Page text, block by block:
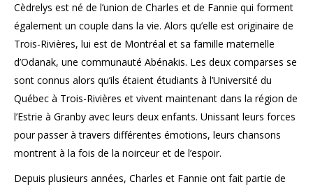
Cèdrelys est né de l’union de Charles et de Fannie qui forment
également un couple dans la vie. Alors qu’elle est originaire de
Trois-Rivières, lui est de Montréal et sa famille maternelle
d’Odanak, une communauté Abénakis. Les deux comparses se
sont connus alors qu’ils étaient étudiants à l’Université du
Québec à Trois-Rivières et vivent maintenant dans la région de
l’Estrie à Granby avec leurs deux enfants. Unissant leurs forces
pour passer à travers différentes émotions, leurs chansons
montrent à la fois de la noirceur et de l’espoir.
Depuis plusieurs années, Charles et Fannie ont fait partie de